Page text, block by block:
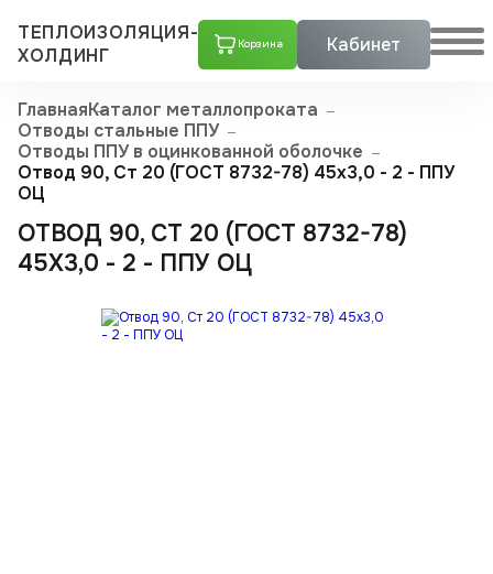
ТЕПЛОИЗОЛЯЦИЯ-
ХОЛДИНГ
Корзина Кабинет
ГлавнаяКаталог металлопроката
Отводы стальные ППУ
Отводы ППУ в оцинкованной оболочке
Отвод 90, Ст 20 (ГОСТ 8732-78) 45x3,0 - 2 - ППУ
ОЦ
ОТВОД 90, СТ 20 (ГОСТ 8732-78)
45X3,0 - 2 - ППУ ОЦ